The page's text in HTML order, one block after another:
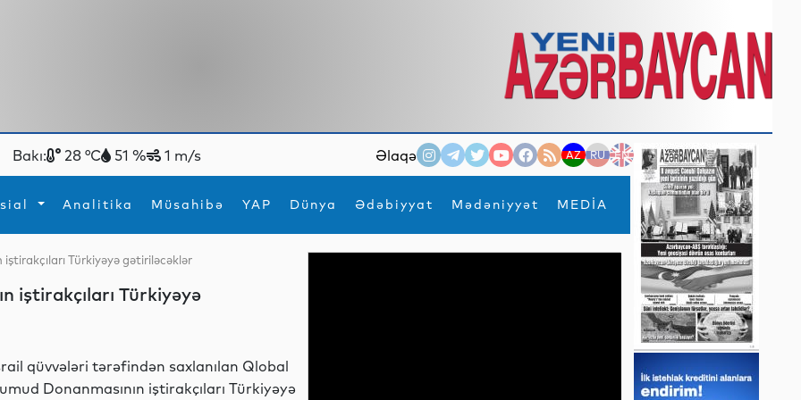
Bakı: 28 °C 51 % 1 m/s Əlaqə AZ RU EN
Analitika Müsahibə YAP Dünya Ədəbiyyat Mədəniyyət MEDİA
×
İdmanYeni texnologiyalar
Türkiyəyə gətiriləcəklər
iştirakçıları Türkiyəyə
qüvvələri tərəfindən saxlanılan Qlobal
Donanmasının iştirakçıları Türkiyəyə